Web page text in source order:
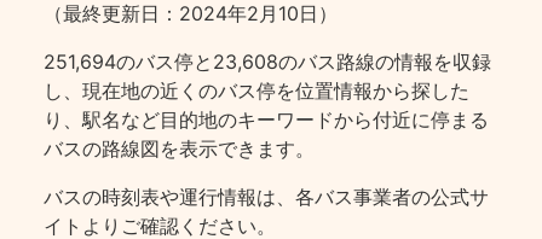
（最終更新日：2024年2月10日）
251,694のバス停と23,608のバス路線の情報を収録
し、現在地の近くのバス停を位置情報から探した
り、駅名など目的地のキーワードから付近に停まる
バスの路線図を表示できます。
バスの時刻表や運行情報は、各バス事業者の公式サ
イトよりご確認ください。